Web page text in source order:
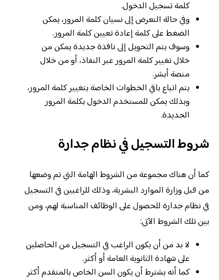
كلمة تسجيل الدخول.
وفي حالة التعرض إلى نسيان كلمة المرور، يمكن
الضغط على كلمة إعادة تعيين كلمة المرور.
وسوف يتم التحويل إلى نافذة جديدة يمكن من
خلال تغيير كلمة المرور عبر النفاذ، أو من خلال
منصة أبشر.
يتم اتباع باقي الخطوات الخاصة بتغيير كلمة المرور،
وبذلك يمكن للمستخدم الدخول بكلمة المرور
الجديدة.
شروط التسجيل في نظام جدارة
كما أن هناك مجموعة من الشروط الهامة التي تم وضعها
من قبل وزارة الموارد البشرية، وذلك للراغبين في التسجيل
في نظام جدارة للحصول على الوظائف المناسبة لهم، ومن
بين تلك الشروط الآتي:
لا بد من أن يكون الراغب في التسجيل من الحاصلين
على شهادة الثانوية العامة أو أكثر.
كما أنه يشترط أن يكون السن الخاص بالمتقدم أكثر